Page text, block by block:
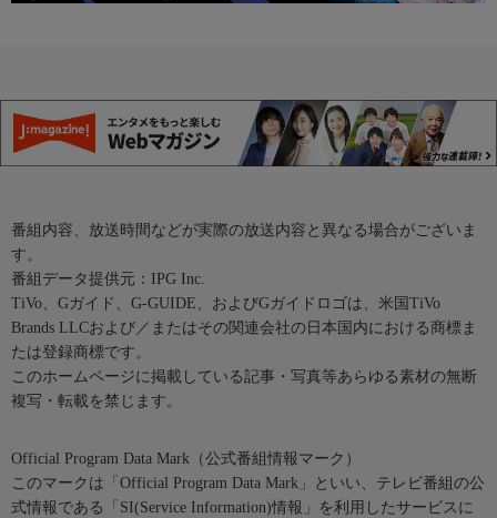
番組内容、放送時間などが実際の放送内容と異なる場合がございま
す。
番組データ提供元：IPG Inc.
TiVo、Gガイド、G-GUIDE、およびGガイドロゴは、米国TiVo
Brands LLCおよび／またはその関連会社の日本国内における商標ま
たは登録商標です。
このホームページに掲載している記事・写真等あらゆる素材の無断
複写・転載を禁じます。
Official Program Data Mark（公式番組情報マーク）
このマークは「Official Program Data Mark」といい、テレビ番組の公
式情報である「SI(Service Information)情報」を利用したサービスに